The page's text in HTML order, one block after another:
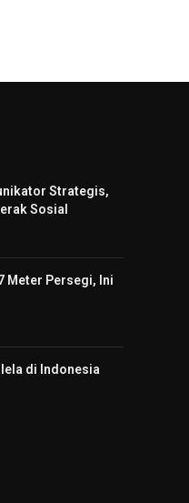
Strategis,
Sosial
Meter Persegi, Ini
di Indonesia